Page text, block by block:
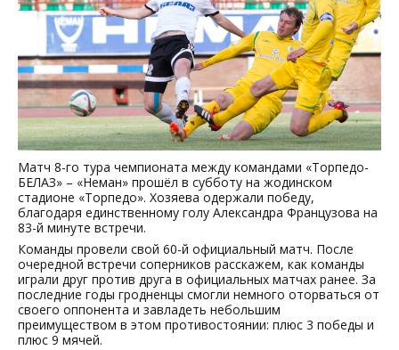
Матч 8-го тура чемпионата между командами «Торпедо-
БЕЛАЗ» – «Неман» прошёл в субботу на жодинском
стадионе «Торпедо». Хозяева одержали победу,
благодаря единственному голу Александра Французова на
83-й минуте встречи.
Команды провели свой 60-й официальный матч. После
очередной встречи соперников расскажем, как команды
играли друг против друга в официальных матчах ранее. За
последние годы гродненцы смогли немного оторваться от
своего оппонента и завладеть небольшим
преимуществом в этом противостоянии: плюс 3 победы и
плюс 9 мячей.